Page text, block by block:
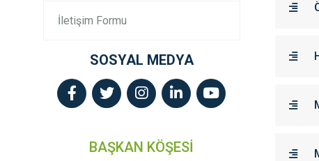
İletişim Formu
SOSYAL MEDYA
BAŞKAN KÖŞESİ